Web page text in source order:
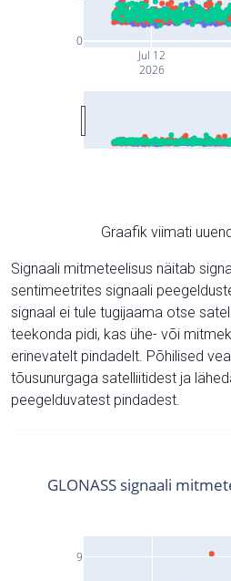
Jul 12
2026
0
Graafik viimati
Signaali mitmeteelisus näitab
sentimeetrites signaali
signaal ei tule tugijaama otse
teekonda pidi, kas ühe- või
erinevatelt pindadelt. Põhilised
tõusunurgaga satelliitidest ja
peegelduvatest pindadest.
9
GLONASS signaali